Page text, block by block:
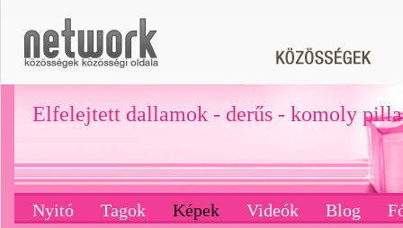
Elfelejtett dallamok - derűs - komoly
Nyitó Tagok Képek Videók Blog